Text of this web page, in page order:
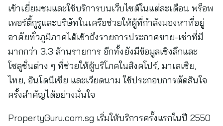
เข้าเยี่ยมชมและใช้บริการบนเว็บไซต์ในแต่ละเดือน พร็อพ
เพอร์ตี้กูรูและบริษัทในเครือช่วยให้ผู้ที่กำลังมองหาที่อยู่
อาศัยทั่วภูมิภาคได้เข้าถึงรายการประกาศขาย-เช่าที่มี
มากกว่า 3.3 ล้านรายการ อีกทั้งยังมีข้อมูลเชิงลึกและ
โซลูชั่นต่าง ๆ ที่ช่วยให้ผู้บริโภคในสิงคโปร์, มาเลเซีย,
ไทย, อินโดนีเซีย และเวียดนาม ใช้ประกอบการตัดสินใจ
ครั้งสำคัญได้อย่างมั่นใจ
PropertyGuru.com.sg เริ่มให้บริการครั้งแรกในปี 2550